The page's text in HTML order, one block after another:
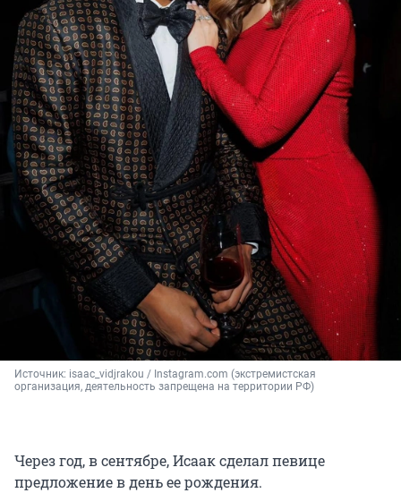
Источник: isaac_vidjrakou / Instagram.com (экстремистская
организация, деятельность запрещена на территории РФ)
Через год, в сентябре, Исаак сделал певице
предложение в день ее рождения.